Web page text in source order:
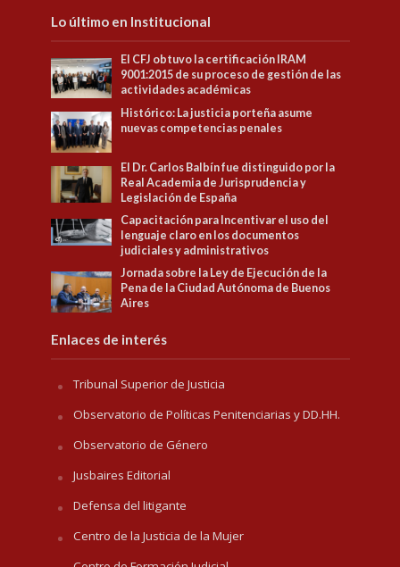
Lo último en Institucional
El CFJ obtuvo la certificación IRAM
9001:2015 de su proceso de gestión de las
actividades académicas
Histórico: La justicia porteña asume
nuevas competencias penales
El Dr. Carlos Balbín fue distinguido por la
Real Academia de Jurisprudencia y
Legislación de España
Capacitación para Incentivar el uso del
lenguaje claro en los documentos
judiciales y administrativos
Jornada sobre la Ley de Ejecución de la
Pena de la Ciudad Autónoma de Buenos
Aires
Enlaces de interés
Tribunal Superior de Justicia
Observatorio de Políticas Penitenciarias y DD.HH.
Observatorio de Género
Jusbaires Editorial
Defensa del litigante
Centro de la Justicia de la Mujer